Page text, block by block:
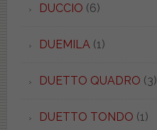
DUCCIO (6)
DUEMILA (1)
DUETTO QUADRO (3)
DUETTO TONDO (1)